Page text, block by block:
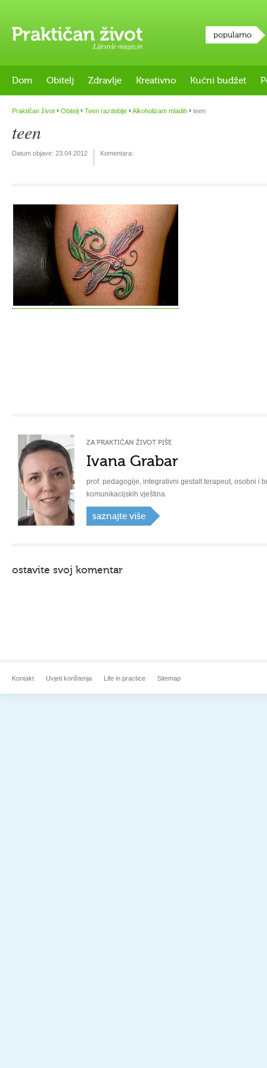
Lifestyle magazin
popularno
Dom Obitelj Zdravlje Kreativno Kućni budžet
Praktičan život › Obitelj › Teen razdoblje ›Alkoholizam mladih › teen
teen
Datum objave: 23.04.2012 Komentara:
ZA PRAKTIČAN ŽIVOT PIŠE
Ivana Grabar
prof. pedagogije, integrativni gestalt terapeut, osobni i
komunikacijskih vještina
saznajte više
ostavite svoj komentar
Kontakt Uvjeti korištenja Life in practice Sitemap